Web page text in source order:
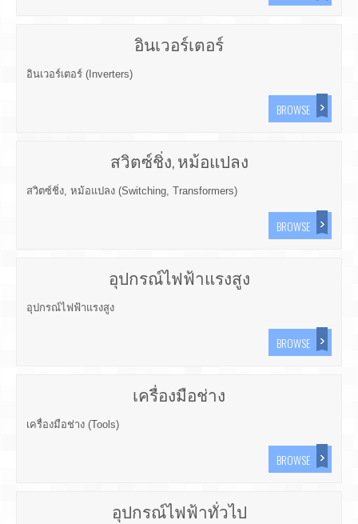
อินเวอร์เตอร์
อินเวอร์เตอร์ (Inverters)
BROWSE
สวิตซ์ชิ่ง, หม้อแปลง
สวิตซ์ชิ่ง, หม้อแปลง (Switching, Transformers)
BROWSE
อุปกรณ์ไฟฟ้าแรงสูง
อุปกรณ์ไฟฟ้าแรงสูง
BROWSE
เครื่องมือช่าง
เครื่องมือช่าง (Tools)
BROWSE
อุปกรณ์ไฟฟ้าทั่วไป